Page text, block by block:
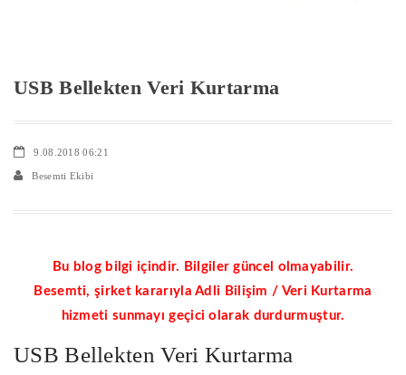
USB Bellekten Veri Kurtarma
9.08.2018 06:21
Besemti Ekibi
Bu blog bilgi içindir. Bilgiler güncel olmayabilir.
Besemti, şirket kararıyla Adli Bilişim / Veri Kurtarma
hizmeti sunmayı geçici olarak durdurmuştur.
USB Bellekten Veri Kurtarma